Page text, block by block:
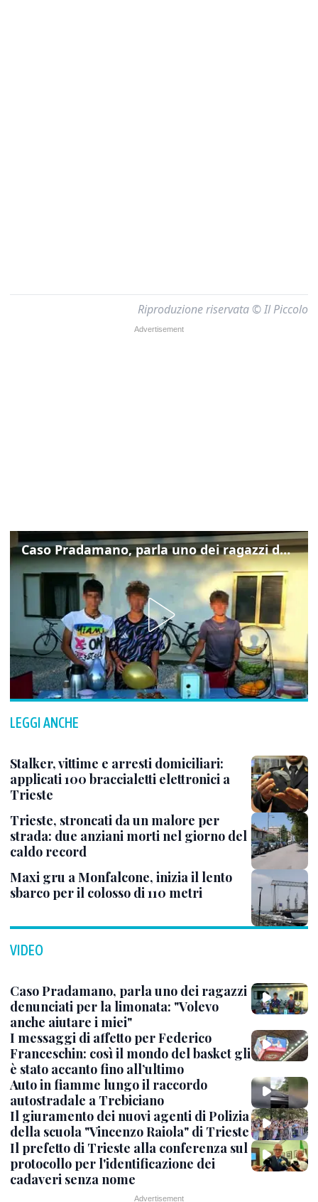
Riproduzione riservata © Il Piccolo
Caso Pradamano, parla uno dei ragazzi denunciati per la limonata: "Volevo anche aiutare i miei"
LEGGI ANCHE
Stalker, vittime e arresti domiciliari:
applicati 100 braccialetti elettronici a
Trieste
Trieste, stroncati da un malore per
strada: due anziani morti nel giorno del
caldo record
Maxi gru a Monfalcone, inizia il lento
sbarco per il colosso di 110 metri
VIDEO
Caso Pradamano, parla uno dei ragazzi
denunciati per la limonata: "Volevo
anche aiutare i miei"
I messaggi di affetto per Federico
Franceschin: così il mondo del basket gli
è stato accanto fino all’ultimo
Auto in fiamme lungo il raccordo
autostradale a Trebiciano
Il giuramento dei nuovi agenti di Polizia
della scuola "Vincenzo Raiola" di Trieste
Il prefetto di Trieste alla conferenza sul
protocollo per l'identificazione dei
cadaveri senza nome